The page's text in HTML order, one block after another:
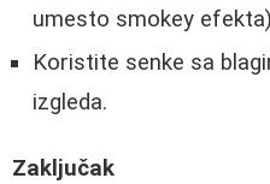
umesto smokey
Koristite senke sa
izgleda.
Zaključak